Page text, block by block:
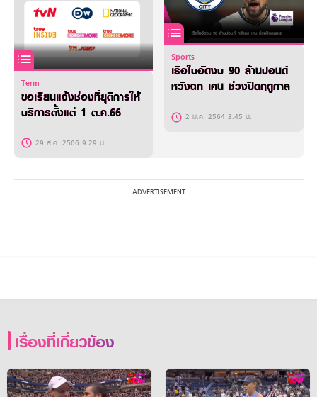
Term
ขอเรียนแจ้งช่องที่ยุติการให้
บริการตั้งแต่ 1 ต.ค.66
29 ส.ค. 2566 9:29 น.
Sports
เรือใบอัดงบ 90 ล้านปอนด์
หวังฉก เคน ช่วงปิดฤดูกาล
2 ม.ค. 2564 3:45 น.
เรื่องที่เกี่ยวข้อง